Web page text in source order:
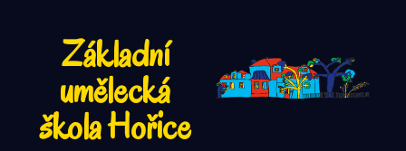
Základní
umělecká
škola Hořice